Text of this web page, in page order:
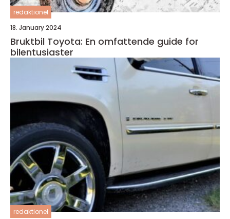
redaktionel
18. January 2024
Bruktbil Toyota: En omfattende guide for
bilentusiaster
redaktionel